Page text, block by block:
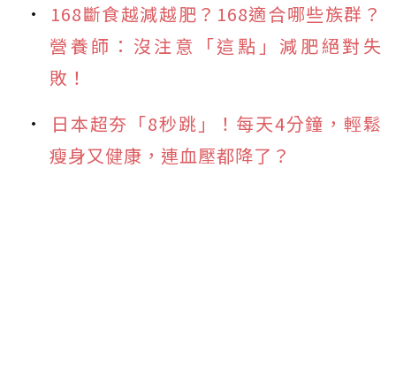
168斷食越減越肥？168適合哪些族群？
營養師：沒注意「這點」減肥絕對失
敗！
日本超夯「8秒跳」！每天4分鐘，輕鬆
瘦身又健康，連血壓都降了？